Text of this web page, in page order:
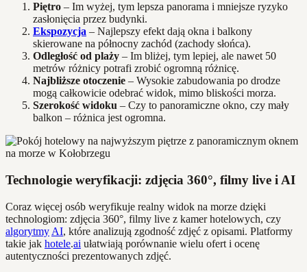
Piętro – Im wyżej, tym lepsza panorama i mniejsze ryzyko
zasłonięcia przez budynki.
Ekspozycja – Najlepszy efekt dają okna i balkony
skierowane na północny zachód (zachody słońca).
Odległość od plaży – Im bliżej, tym lepiej, ale nawet 50
metrów różnicy potrafi zrobić ogromną różnicę.
Najbliższe otoczenie – Wysokie zabudowania po drodze
mogą całkowicie odebrać widok, mimo bliskości morza.
Szerokość widoku – Czy to panoramiczne okno, czy mały
balkon – różnica jest ogromna.
Technologie weryfikacji: zdjęcia 360°, filmy live i AI
Coraz więcej osób weryfikuje realny widok na morze dzięki
technologiom: zdjęcia 360°, filmy live z kamer hotelowych, czy
algorytmy AI, które analizują zgodność zdjęć z opisami. Platformy
takie jak hotele.ai ułatwiają porównanie wielu ofert i ocenę
autentyczności prezentowanych zdjęć.